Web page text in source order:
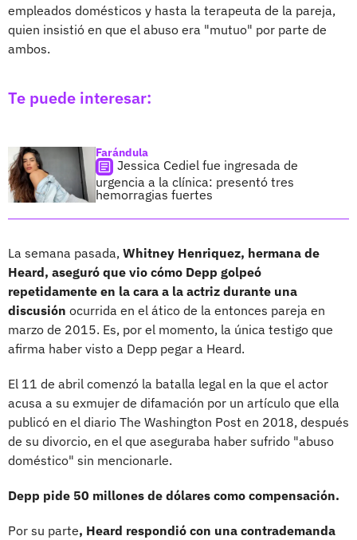
empleados domésticos y hasta la terapeuta de la pareja,
quien insistió en que el abuso era "mutuo" por parte de
ambos.
Te puede interesar:
Farándula
Jessica Cediel fue ingresada de
urgencia a la clínica: presentó tres
hemorragias fuertes
La semana pasada, Whitney Henriquez, hermana de
Heard, aseguró que vio cómo Depp golpeó
repetidamente en la cara a la actriz durante una
discusión ocurrida en el ático de la entonces pareja en
marzo de 2015. Es, por el momento, la única testigo que
afirma haber visto a Depp pegar a Heard.
El 11 de abril comenzó la batalla legal en la que el actor
acusa a su exmujer de difamación por un artículo que ella
publicó en el diario The Washington Post en 2018, después
de su divorcio, en el que aseguraba haber sufrido "abuso
doméstico" sin mencionarle.
Depp pide 50 millones de dólares como compensación.
Por su parte, Heard respondió con una contrademanda